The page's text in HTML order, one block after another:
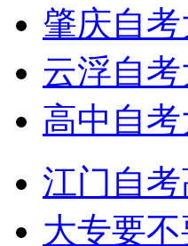
肇庆自
云浮自
高中自
江门自
大专要